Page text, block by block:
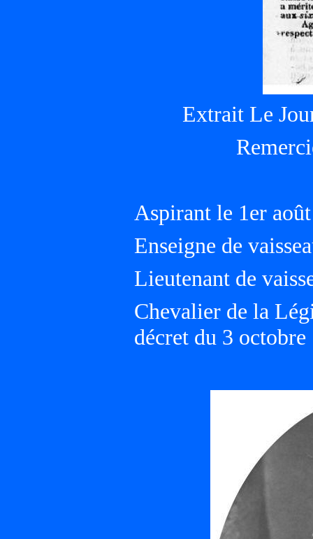
Extrait Le
Aspirant le 1er
Enseigne de
Lieutenant de
Chevalier de la
décret du 3 octobre